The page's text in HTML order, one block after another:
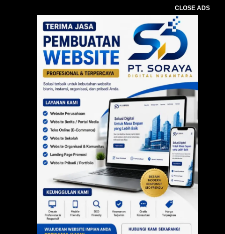
CLOSE ADS